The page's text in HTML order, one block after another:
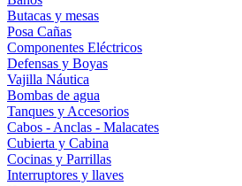
Butacas y mesas
Posa Cañas
Componentes Eléctricos
Defensas y Boyas
Vajilla Náutica
Bombas de agua
Tanques y Accesorios
Cabos - Anclas - Malacates
Cubierta y Cabina
Cocinas y Parrillas
Interruptores y llaves